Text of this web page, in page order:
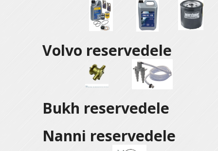
Volvo reservedele
Bukh reservedele
Nanni reservedele